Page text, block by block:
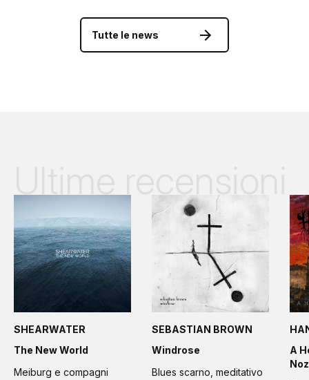
Tutte le news
SHEARWATER
The New World
Meiburg e compagni
SEBASTIAN BROWN
Windrose
Blues scarno, meditativo
A
Noz